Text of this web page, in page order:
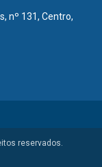
nº 131, Centro,
reservados.